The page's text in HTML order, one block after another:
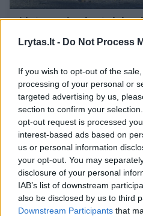
Lrytas.lt - Do Not Process
If you wish to opt-out of the
processing of your personal or
targeted advertising by us,
section to confirm your
opt-out request is processed
interest-based ads based on
us or personal information
your opt-out. You may
disclosure of your personal
IAB’s list of downstream
also be disclosed by us to third
Downstream Participants that
Lietuvos buriuotojai:
tenka taikytis